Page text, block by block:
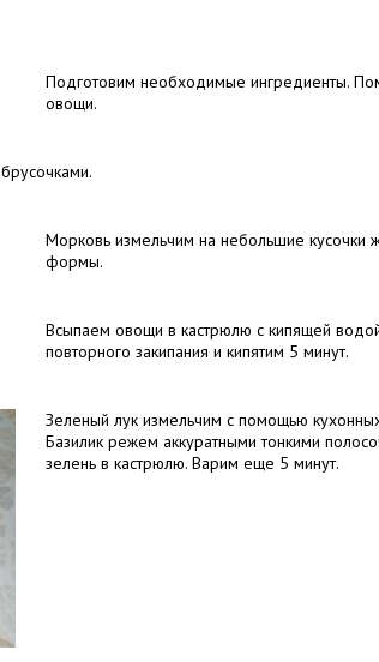
Подготовим необходимые ингредиенты.
овощи.
Морковь измельчим на небольшие кусочки
формы.
Всыпаем овощи в кастрюлю с кипящей
повторного закипания и кипятим 5 минут.
Зеленый лук измельчим с помощью
Базилик режем аккуратными тонкими
зелень в кастрюлю. Варим еще 5 минут.